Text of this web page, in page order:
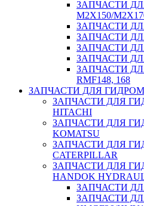
ЗАПЧАСТИ
M2X150/
ЗАПЧАСТИ
ЗАПЧАСТИ
ЗАПЧАСТИ
ЗАПЧАСТИ
ЗАПЧАСТИ
RMF148, 168
ЗАПЧАСТИ ДЛЯ
ЗАПЧАСТИ ДЛЯ
HITACHI
ЗАПЧАСТИ ДЛЯ
KOMATSU
ЗАПЧАСТИ ДЛЯ
CATERPILLAR
ЗАПЧАСТИ ДЛЯ
HANDOK
ЗАПЧАСТИ
ЗАПЧАСТИ